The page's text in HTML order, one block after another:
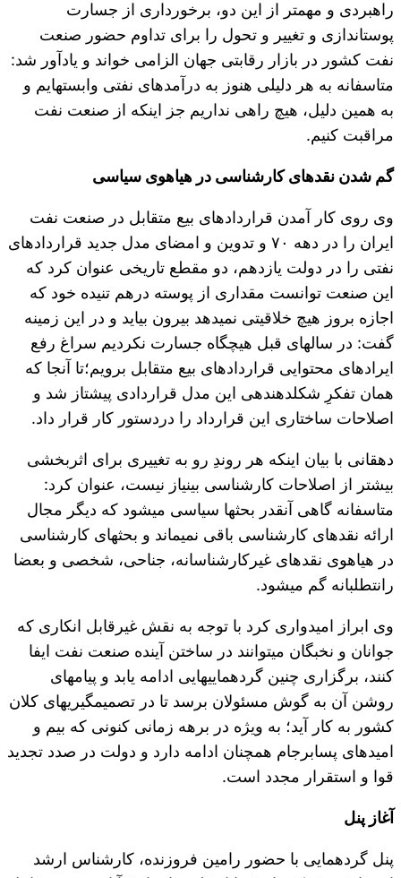
راهبردی و مهمتر از این دو، برخورداری از جسارت
پوست‎اندازی و تغییر و تحول را برای تداوم حضور صنعت
نفت کشور در بازار رقابتی جهان الزامی خواند و یادآور شد:
متاسفانه به هر دلیلی هنوز به درآمدهای نفتی وابسته‎ایم و
به همین دلیل، هیچ راهی نداریم جز اینکه از صنعت نفت
مراقبت کنیم.
گم شدن نقدهای کارشناسی در هیاهوی سیاسی
وی روی کار آمدن قراردادهای بیع متقابل در صنعت نفت
ایران را در دهه ۷۰ و تدوین و امضای مدل جدید قراردادهای
نفتی را در دولت یازدهم، دو مقطع تاریخی عنوان کرد که
این صنعت توانست مقداری از پوسته درهم تنیده خود که
اجازه بروز هیچ خلاقیتی نمی‎دهد بیرون بیاید و در این زمینه
گفت: در سال‎های قبل هیچ‎گاه جسارت نکردیم سراغ رفع
ایرادهای محتوایی قراردادهای بیع متقابل برویم؛تا آنجا که
همان تفکرِ شکل‎دهنده‎ی این مدل قراردادی پیشتاز شد و
اصلاحات ساختاری این قرارداد را دردستور کار قرار داد.
دهقانی با بیان این‎که هر روندِ رو به تغییری برای اثربخشی
بیشتر از اصلاحات کارشناسی بی‎نیاز نیست، عنوان کرد:
متاسفانه گاهی آنقدر بحث‎ها سیاسی می‎شود که دیگر مجال
ارائه نقدهای کارشناسی باقی نمی‎ماند و بحث‎های کارشناسی
در هیاهوی نقدهای غیرکارشناسانه، جناحی، شخصی و بعضا
رانت‎طلبانه گم می‎شود.
وی ابراز امیدواری کرد با توجه به نقش غیرقابل انکاری که
جوانان و نخبگان می‎توانند در ساختن آینده صنعت نفت ایفا
کنند، برگزاری چنین گردهمایی‎هایی ادامه یابد و پیام‎های
روشن آن به گوش مسئولان برسد تا در تصمیم‎گیری‎های کلان
کشور به کار آید؛ به ویژه در برهه زمانی کنونی که بیم و
امیدهای پسابرجام همچنان ادامه دارد و دولت در صدد تجدید
قوا و استقرار مجدد است.
آغاز پنل
پنل گردهمایی با حضور رامین فروزنده، کارشناس ارشد